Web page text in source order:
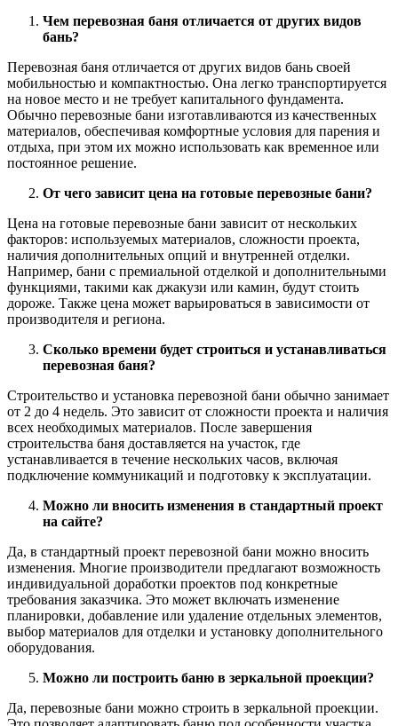
Чем перевозная баня отличается от других видов
бань?
Перевозная баня отличается от других видов бань своей
мобильностью и компактностью. Она легко транспортируется
на новое место и не требует капитального фундамента.
Обычно перевозные бани изготавливаются из качественных
материалов, обеспечивая комфортные условия для парения и
отдыха, при этом их можно использовать как временное или
постоянное решение.
От чего зависит цена на готовые перевозные бани?
Цена на готовые перевозные бани зависит от нескольких
факторов: используемых материалов, сложности проекта,
наличия дополнительных опций и внутренней отделки.
Например, бани с премиальной отделкой и дополнительными
функциями, такими как джакузи или камин, будут стоить
дороже. Также цена может варьироваться в зависимости от
производителя и региона.
Сколько времени будет строиться и устанавливаться
перевозная баня?
Строительство и установка перевозной бани обычно занимает
от 2 до 4 недель. Это зависит от сложности проекта и наличия
всех необходимых материалов. После завершения
строительства баня доставляется на участок, где
устанавливается в течение нескольких часов, включая
подключение коммуникаций и подготовку к эксплуатации.
Можно ли вносить изменения в стандартный проект
на сайте?
Да, в стандартный проект перевозной бани можно вносить
изменения. Многие производители предлагают возможность
индивидуальной доработки проектов под конкретные
требования заказчика. Это может включать изменение
планировки, добавление или удаление отдельных элементов,
выбор материалов для отделки и установку дополнительного
оборудования.
Можно ли построить баню в зеркальной проекции?
Да, перевозные бани можно строить в зеркальной проекции.